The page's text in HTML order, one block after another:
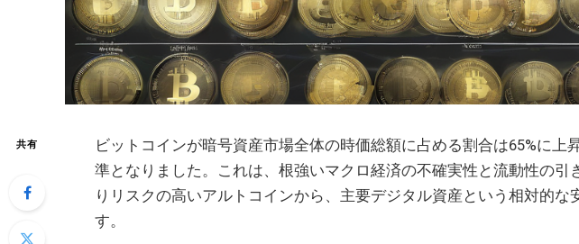
共有
ビットコインが暗号資産市場全体の時価総額に占める割合は65%に上
準となりました。これは、根強いマクロ経済の不確実性と流動性の引
りリスクの高いアルトコインから、主要デジタル資産という相対的な
す。